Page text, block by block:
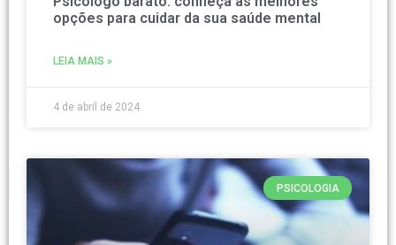
opções para cuidar da sua saúde mental
LEIA MAIS »
4 de abril de 2024
PSICOLOGIA